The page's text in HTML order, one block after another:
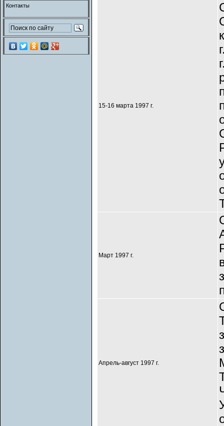
15-16 марта 1997 г.
Март 1997 г.
Апрель-август 1997 г.
Контакты